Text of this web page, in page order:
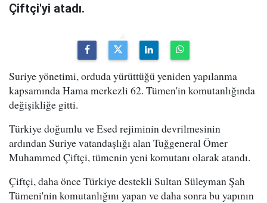
Çiftçi'yi atadı.
Suriye yönetimi, orduda yürüttüğü yeniden yapılanma
kapsamında Hama merkezli 62. Tümen'in komutanlığında
değişikliğe gitti.
Türkiye doğumlu ve Esed rejiminin devrilmesinin
ardından Suriye vatandaşlığı alan Tuğgeneral Ömer
Muhammed Çiftçi, tümenin yeni komutanı olarak atandı.
Çiftçi, daha önce Türkiye destekli Sultan Süleyman Şah
Tümeni'nin komutanlığını yapan ve daha sonra bu yapının